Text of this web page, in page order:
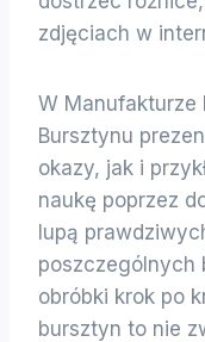
zdjęciach w
W Manufakturze
Bursztynu
okazy, jak i
naukę poprzez
lupą
poszczególnych
obróbki krok po
bursztyn to nie